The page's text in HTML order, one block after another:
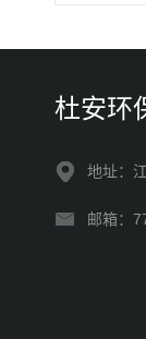
杜安环
地址：
邮箱：